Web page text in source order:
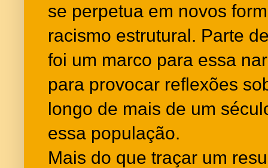
se perpetua em novos
racismo estrutural. Parte
foi um marco para essa
para provocar reflexões
longo de mais de um
essa população.
Mais do que traçar um